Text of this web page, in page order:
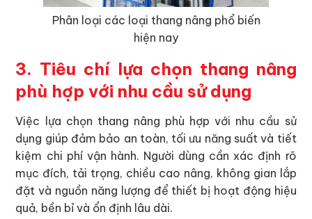
Phân loại các loại thang nâng phổ biến
hiện nay
3. Tiêu chí lựa chọn thang nâng
phù hợp với nhu cầu sử dụng
Việc lựa chọn thang nâng phù hợp với nhu cầu sử
dụng giúp đảm bảo an toàn, tối ưu năng suất và tiết
kiệm chi phí vận hành. Người dùng cần xác định rõ
mục đích, tải trọng, chiều cao nâng, không gian lắp
đặt và nguồn năng lượng để thiết bị hoạt động hiệu
quả, bền bỉ và ổn định lâu dài.